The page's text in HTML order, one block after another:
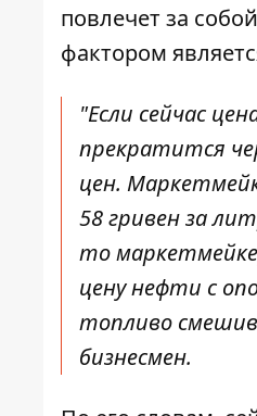
повлечет за
фактором
"Если сейчас
прекратится
цен.
58 гривен за
то
цену нефти с
топливо
бизнесмен.